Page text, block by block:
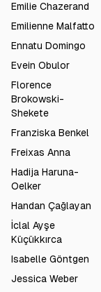
Emilie Chazerand
Emilienne Malfatto
Ennatu Domingo
Evein Obulor
Florence
Brokowski-
Shekete
Franziska Benkel
Freixas Anna
Hadija Haruna-
Oelker
Handan Çağlayan
İclal Ayşe
Küçükkırca
Isabelle Göntgen
Jessica Weber